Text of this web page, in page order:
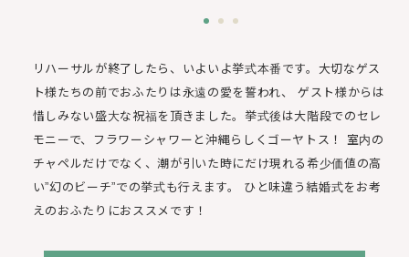
リハーサルが終了したら、いよいよ挙式本番です。大切なゲス
ト様たちの前でおふたりは永遠の愛を誓われ、
ゲスト様からは
惜しみない盛大な祝福を頂きました。挙式後は大階段でのセレ
モニーで、フラワーシャワーと沖縄らしくゴーヤトス！
室内の
チャペルだけでなく、潮が引いた時にだけ現れる希少価値の高
い”幻のビーチ”での挙式も行えます。
ひと味違う結婚式をお考
えのおふたりにおススメです！